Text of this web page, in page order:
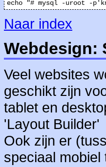
Naar index
Webdesign:
Veel websites
geschikt zijn
tablet en
'Layout Builder'
Ook zijn er
speciaal